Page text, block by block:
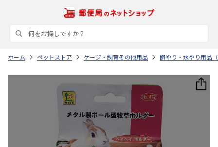
ホーム ペットストア ケージ・飼育その他用品 餌やり・水やり用品